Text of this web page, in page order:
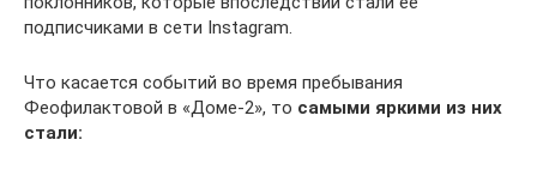
подписчиками в сети Instagram.
Что касается событий во время пребывания
Феофилактовой в «Доме-2», то самыми яркими из них
стали: